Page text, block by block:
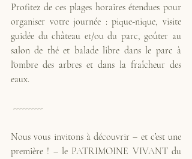
Profitez de ces plages horaires étendues pour
organiser votre journée : pique-nique, visite
guidée du château et/ou du parc, goûter au
salon de thé et balade libre dans le parc à
l'ombre des arbres et dans la fraîcheur des
eaux.
----------
Nous vous invitons à découvrir – et c’est une
première ! – le PATRIMOINE VIVANT du